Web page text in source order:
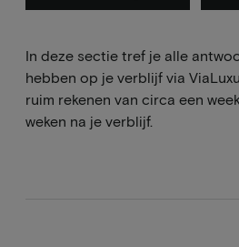
In deze sectie tref je alle
hebben op je verblijf via
ruim rekenen van circa een
weken na je verblijf.